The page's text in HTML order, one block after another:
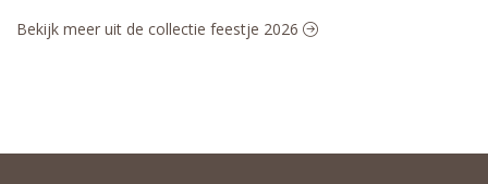
Bekijk meer uit de collectie feestje 2026